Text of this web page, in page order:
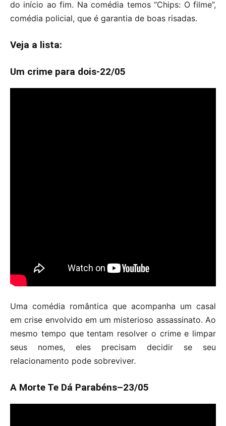
do início ao fim. Na comédia temos “Chips: O filme”,
comédia policial, que é garantia de boas risadas.
Veja a lista:
Um crime para dois-22/05
Uma comédia romântica que acompanha um casal
em crise envolvido em um misterioso assassinato. Ao
mesmo tempo que tentam resolver o crime e limpar
seus nomes, eles precisam decidir se seu
relacionamento pode sobreviver.
A Morte Te Dá Parabéns–23/05